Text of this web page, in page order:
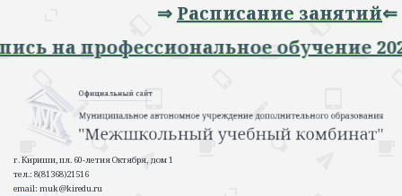
Расписание занятий⇐
Запись на профессиональное
г. Кириши, пл. 60-летия Октября, дом 1
тел.: 8(81368)21516
email: muk@kiredu.ru